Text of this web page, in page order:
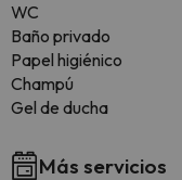
WC
Baño privado
Papel higiénico
Champú
Gel de ducha
Más servicios